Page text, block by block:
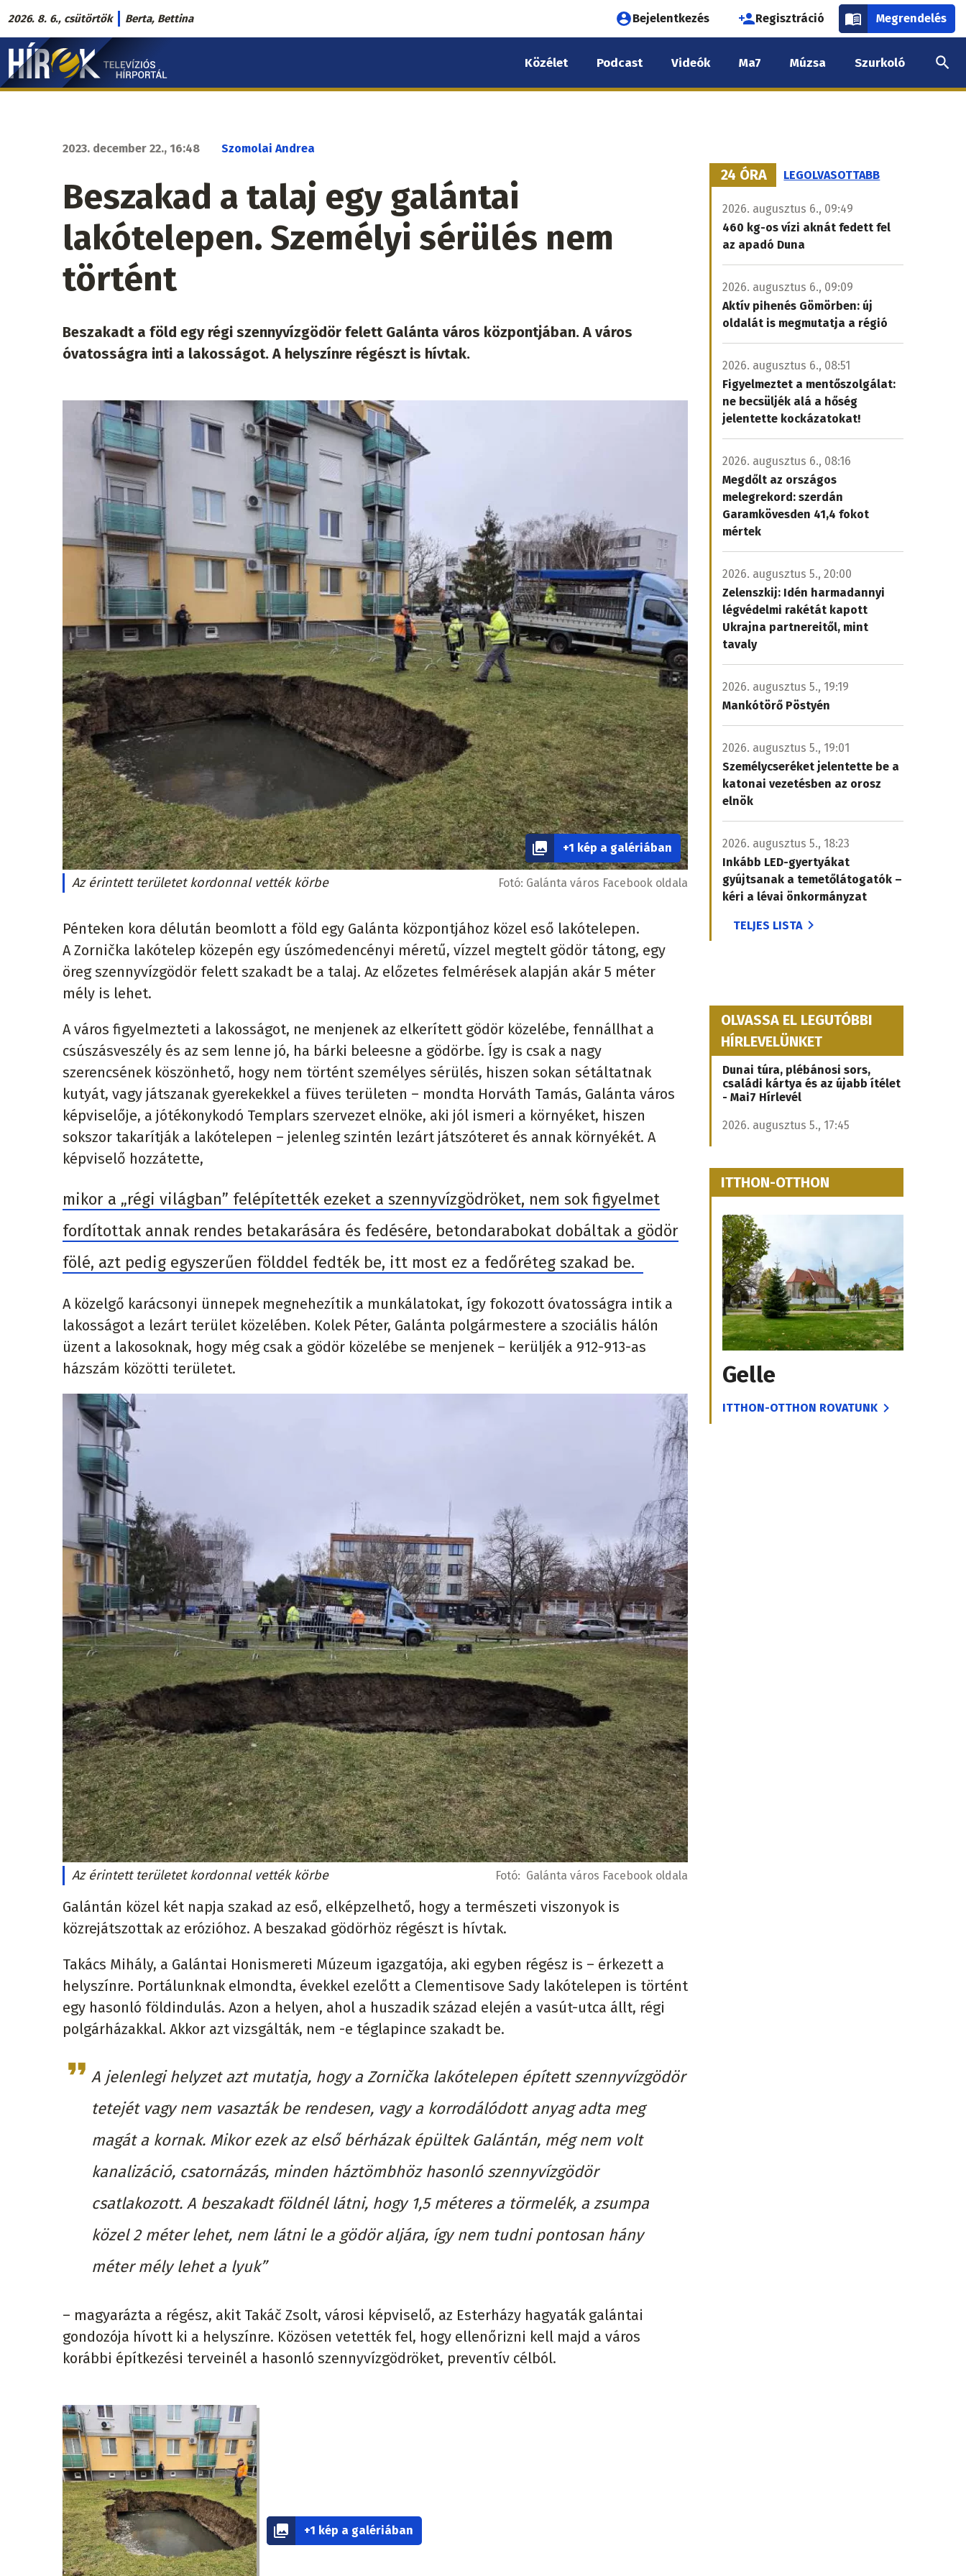
Ugrás
a
tartalomra
2026. 8. 6., csütörtök Berta, Bettina
Felhasználói
fiók
menüje
Bejelentkezés Regisztráció Megrendelés
Hírek.sk
fő
Közélet Podcast Videók Ma7 Múzsa Szurkoló
2023. december 22., 16:48 Szomolai Andrea
Beszakad a talaj egy galántai
lakótelepen. Személyi sérülés nem
történt
Beszakadt a föld egy régi szennyvízgödör felett Galánta város központjában. A város
óvatosságra inti a lakosságot. A helyszínre régészt is hívtak.
+1 kép a galériában
Az érintett területet kordonnal vették körbe Fotó: Galánta város Facebook oldala
Pénteken kora délután beomlott a föld egy Galánta központjához közel eső lakótelepen.
A Zornička lakótelep közepén egy úszómedencényi méretű, vízzel megtelt gödör tátong, egy
öreg szennyvízgödör felett szakadt be a talaj. Az előzetes felmérések alapján akár 5 méter
mély is lehet.
A város figyelmezteti a lakosságot, ne menjenek az elkerített gödör közelébe, fennállhat a
csúszásveszély és az sem lenne jó, ha bárki beleesne a gödörbe. Így is csak a nagy
szerencsének köszönhető, hogy nem történt személyes sérülés, hiszen sokan sétáltatnak
kutyát, vagy játszanak gyerekekkel a füves területen – mondta Horváth Tamás, Galánta város
képviselője, a jótékonykodó Templars szervezet elnöke, aki jól ismeri a környéket, hiszen
sokszor takarítják a lakótelepen – jelenleg szintén lezárt játszóteret és annak környékét. A
képviselő hozzátette,
mikor a „régi világban” felépítették ezeket a szennyvízgödröket, nem sok figyelmet
fordítottak annak rendes betakarására és fedésére, betondarabokat dobáltak a gödör
fölé, azt pedig egyszerűen földdel fedték be, itt most ez a fedőréteg szakad be.
A közelgő karácsonyi ünnepek megnehezítik a munkálatokat, így fokozott óvatosságra intik a
lakosságot a lezárt terület közelében. Kolek Péter, Galánta polgármestere a szociális hálón
üzent a lakosoknak, hogy még csak a gödör közelébe se menjenek – kerüljék a 912-913-as
házszám közötti területet.
Az érintett területet kordonnal vették körbe Fotó: Galánta város Facebook oldala
Galántán közel két napja szakad az eső, elképzelhető, hogy a természeti viszonyok is
közrejátszottak az erózióhoz. A beszakad gödörhöz régészt is hívtak.
Takács Mihály, a Galántai Honismereti Múzeum igazgatója, aki egyben régész is – érkezett a
helyszínre. Portálunknak elmondta, évekkel ezelőtt a Clementisove Sady lakótelepen is történt
egy hasonló földindulás. Azon a helyen, ahol a huszadik század elején a vasút-utca állt, régi
polgárházakkal. Akkor azt vizsgálták, nem -e téglapince szakadt be.
A jelenlegi helyzet azt mutatja, hogy a Zornička lakótelepen épített szennyvízgödör
tetejét vagy nem vasazták be rendesen, vagy a korrodálódott anyag adta meg
magát a kornak. Mikor ezek az első bérházak épültek Galántán, még nem volt
kanalizáció, csatornázás, minden háztömbhöz hasonló szennyvízgödör
csatlakozott. A beszakadt földnél látni, hogy 1,5 méteres a törmelék, a zsumpa
közel 2 méter lehet, nem látni le a gödör aljára, így nem tudni pontosan hány
méter mély lehet a lyuk”
– magyarázta a régész, akit Takáč Zsolt, városi képviselő, az Esterházy hagyaták galántai
gondozója hívott ki a helyszínre. Közösen vetették fel, hogy ellenőrizni kell majd a város
korábbi építkezési terveinél a hasonló szennyvízgödröket, preventív célból.
+1 kép a galériában
24 ÓRA LEGOLVASOTTABB
2026. augusztus 6., 09:49
460 kg-os vízi aknát fedett fel
az apadó Duna
2026. augusztus 6., 09:09
Aktív pihenés Gömörben: új
oldalát is megmutatja a régió
2026. augusztus 6., 08:51
Figyelmeztet a mentőszolgálat:
ne becsüljék alá a hőség
jelentette kockázatokat!
2026. augusztus 6., 08:16
Megdőlt az országos
melegrekord: szerdán
Garamkövesden 41,4 fokot
mértek
2026. augusztus 5., 20:00
Zelenszkij: Idén harmadannyi
légvédelmi rakétát kapott
Ukrajna partnereitől, mint
tavaly
2026. augusztus 5., 19:19
Mankótörő Pöstyén
2026. augusztus 5., 19:01
Személycseréket jelentette be a
katonai vezetésben az orosz
elnök
2026. augusztus 5., 18:23
Inkább LED-gyertyákat
gyújtsanak a temetőlátogatók –
kéri a lévai önkormányzat
TELJES LISTA
OLVASSA EL LEGUTÓBBI
HÍRLEVELÜNKET
Dunai túra, plébánosi sors,
családi kártya és az újabb ítélet
- Mai7 Hírlevél
2026. augusztus 5., 17:45
ITTHON-OTTHON
Gelle
ITTHON-OTTHON ROVATUNK